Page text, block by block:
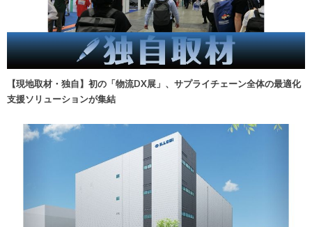
【現地取材・独自】初の「物流DX展」、サプライチェーン全体の最適化
支援ソリューションが集結